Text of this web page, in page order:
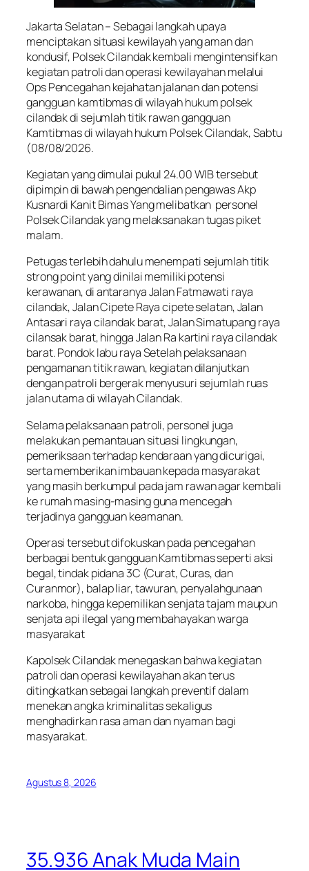
Jakarta Selatan – Sebagai langkah upaya
menciptakan situasi kewilayah yang aman dan
kondusif, Polsek Cilandak kembali mengintensifkan
kegiatan patroli dan operasi kewilayahan melalui
Ops Pencegahan kejahatan jalanan dan potensi
gangguan kamtibmas di wilayah hukum polsek
cilandak di sejumlah titik rawan gangguan
Kamtibmas di wilayah hukum Polsek Cilandak, Sabtu
(08/08/2026.
Kegiatan yang dimulai pukul 24.00 WIB tersebut
dipimpin di bawah pengendalian pengawas Akp
Kusnardi Kanit Bimas Yang melibatkan personel
Polsek Cilandak yang melaksanakan tugas piket
malam.
Petugas terlebih dahulu menempati sejumlah titik
strong point yang dinilai memiliki potensi
kerawanan, di antaranya Jalan Fatmawati raya
cilandak, Jalan Cipete Raya cipete selatan, Jalan
Antasari raya cilandak barat, Jalan Simatupang raya
cilansak barat, hingga Jalan Ra kartini raya cilandak
barat. Pondok labu raya Setelah pelaksanaan
pengamanan titik rawan, kegiatan dilanjutkan
dengan patroli bergerak menyusuri sejumlah ruas
jalan utama di wilayah Cilandak.
Selama pelaksanaan patroli, personel juga
melakukan pemantauan situasi lingkungan,
pemeriksaan terhadap kendaraan yang dicurigai,
serta memberikan imbauan kepada masyarakat
yang masih berkumpul pada jam rawan agar kembali
ke rumah masing-masing guna mencegah
terjadinya gangguan keamanan.
Operasi tersebut difokuskan pada pencegahan
berbagai bentuk gangguan Kamtibmas seperti aksi
begal, tindak pidana 3C (Curat, Curas, dan
Curanmor), balap liar, tawuran, penyalahgunaan
narkoba, hingga kepemilikan senjata tajam maupun
senjata api ilegal yang membahayakan warga
masyarakat
Kapolsek Cilandak menegaskan bahwa kegiatan
patroli dan operasi kewilayahan akan terus
ditingkatkan sebagai langkah preventif dalam
menekan angka kriminalitas sekaligus
menghadirkan rasa aman dan nyaman bagi
masyarakat.
Agustus 8, 2026
35.936 Anak Muda Main